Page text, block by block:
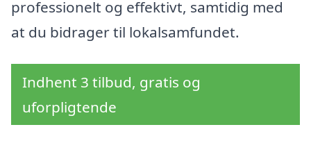
professionelt og effektivt, samtidig med
at du bidrager til lokalsamfundet.
Indhent 3 tilbud, gratis og
uforpligtende